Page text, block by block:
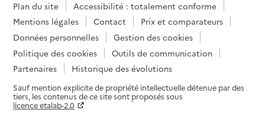
Plan du site
Accessibilité : totalement conforme
Mentions légales
Contact
Prix et comparateurs
Données personnelles
Gestion des cookies
Politique des cookies
Outils de communication
Partenaires
Historique des évolutions
Sauf mention explicite de propriété intellectuelle détenue par des
tiers, les contenus de ce site sont proposés sous
licence etalab-2.0